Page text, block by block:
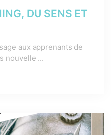
DU SENS ET
aux apprenants de
nouvelle....